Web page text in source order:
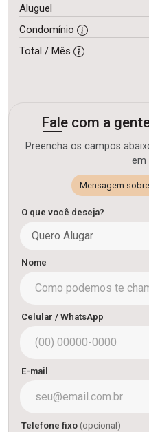
Aluguel
Condomínio
Total / Mês
Fale com a
Preencha os campos
em
Mensagem
O que você deseja?
Quero Alugar
Nome
Celular / WhatsApp
E-mail
Telefone fixo (opcional)